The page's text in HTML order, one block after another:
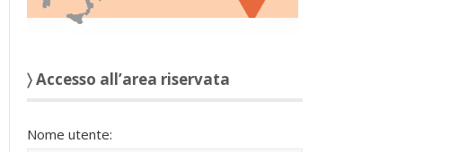
〉 Accesso all’area riservata
Nome utente: